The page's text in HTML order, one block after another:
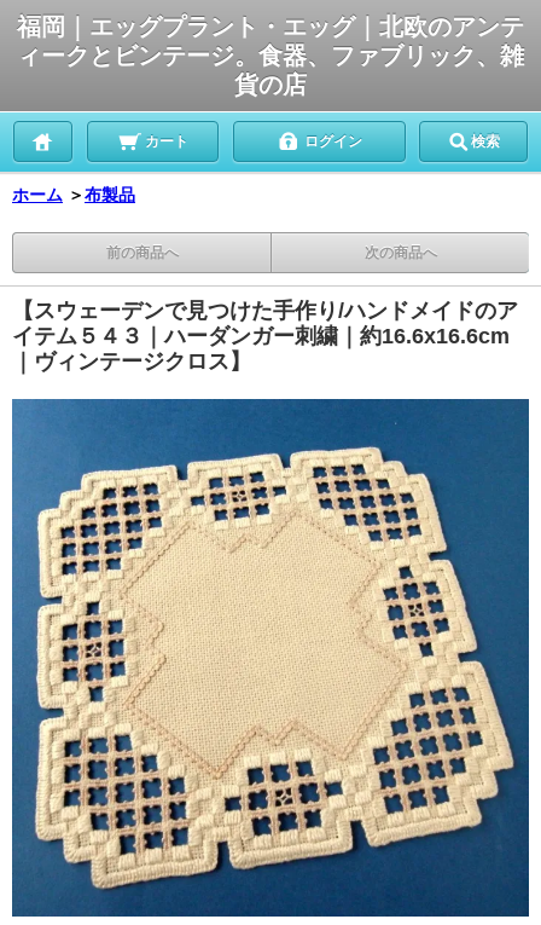
福岡｜エッグプラント・エッグ｜北欧のアンテ
ィークとビンテージ。食器、ファブリック、雑
貨の店
カート ログイン 検索
ホーム ＞布製品
前の商品へ 次の商品へ
【スウェーデンで見つけた手作り/ハンドメイドのア
イテム５４３｜ハーダンガー刺繍｜約16.6x16.6cm
｜ヴィンテージクロス】